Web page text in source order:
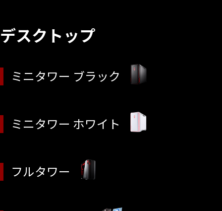
デスクトップ
ミニタワー ブラック
ミニタワー ホワイト
フルタワー